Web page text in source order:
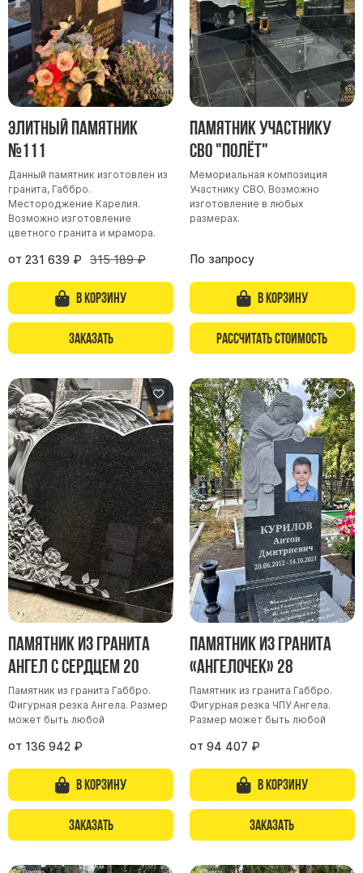
Элитный памятник
№111
Данный памятник изготовлен из
гранита, Габбро.
Местороджение Карелия.
Возможно изготовление
цветного гранита и мрамора.
от 231 639 ₽ 315 189 ₽
В корзину
Заказать
Памятник участнику
СВО "Полёт"
Мемориальная композиция
Участнику СВО. Возможно
изготовление в любых
размерах.
По запросу
В корзину
Рассчитать стоимость
Памятник из гранита
Ангел с сердцем 20
Памятник из гранита Габбро.
Фигурная резка Ангела. Размер
может быть любой
от 136 942 ₽
В корзину
Заказать
Памятник из гранита
«Ангелочек» 28
Памятник из гранита Габбро.
Фигурная резка ЧПУ Ангела.
Размер может быть любой
от 94 407 ₽
В корзину
Заказать